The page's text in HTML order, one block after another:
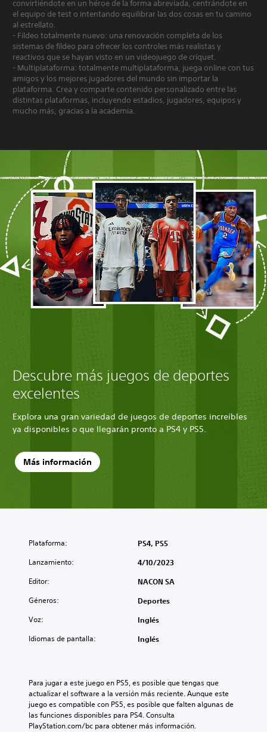
convirtiéndote en un héroe de la forma abreviada, centrándote en
el equipo de test o intentando equilibrar las dos cosas en tu camino
al estrellato.
- Fildeo totalmente nuevo: una renovación completa de los
sistemas de fildeo para ofrecer los controles más realistas y
reactivos que se hayan visto en un videojuego de críquet.
- Multiplataforma: totalmente multiplataforma, juega online con tus
amigos y los mejores jugadores del mundo sin importar la
plataforma. Crea y comparte contenido personalizado entre las
distintas plataformas, incluyendo estadios, jugadores, equipos y
mucho más, gracias a la academia.
Descubre más juegos de deportes
excelentes
Explora una gran variedad de juegos de deportes increíbles
ya disponibles o que llegarán pronto a PS4 y PS5.
Más información
Plataforma: PS4, PS5
Lanzamiento: 4/10/2023
Editor: NACON SA
Géneros: Deportes
Voz: Inglés
Idiomas de pantalla: Inglés
Para jugar a este juego en PS5, es posible que tengas que
actualizar el software a la versión más reciente. Aunque este
juego es compatible con PS5, es posible que falten algunas de
las funciones disponibles para PS4. Consulta
PlayStation.com/bc para obtener más información.